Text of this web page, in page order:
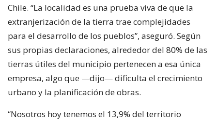
Chile. “La localidad es una prueba viva de que la
extranjerización de la tierra trae complejidades
para el desarrollo de los pueblos”, aseguró. Según
sus propias declaraciones, alrededor del 80% de las
tierras útiles del municipio pertenecen a esa única
empresa, algo que —dijo— dificulta el crecimiento
urbano y la planificación de obras.
“Nosotros hoy tenemos el 13,9% del territorio